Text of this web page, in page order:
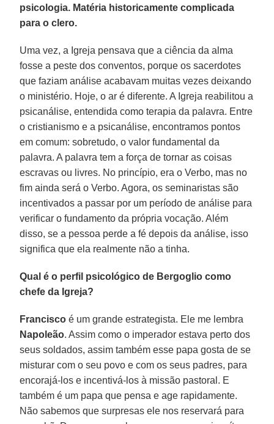
psicologia. Matéria historicamente complicada
para o clero.
Uma vez, a Igreja pensava que a ciência da alma
fosse a peste dos conventos, porque os sacerdotes
que faziam análise acabavam muitas vezes deixando
o ministério. Hoje, o ar é diferente. A Igreja reabilitou a
psicanálise, entendida como terapia da palavra. Entre
o cristianismo e a psicanálise, encontramos pontos
em comum: sobretudo, o valor fundamental da
palavra. A palavra tem a força de tornar as coisas
escravas ou livres. No princípio, era o Verbo, mas no
fim ainda será o Verbo. Agora, os seminaristas são
incentivados a passar por um período de análise para
verificar o fundamento da própria vocação. Além
disso, se a pessoa perde a fé depois da análise, isso
significa que ela realmente não a tinha.
Qual é o perfil psicológico de Bergoglio como
chefe da Igreja?
Francisco é um grande estrategista. Ele me lembra
Napoleão. Assim como o imperador estava perto dos
seus soldados, assim também esse papa gosta de se
misturar com o seu povo e com os seus padres, para
encorajá-los e incentivá-los à missão pastoral. E
também é um papa que pensa e age rapidamente.
Não sabemos que surpresas ele nos reservará para